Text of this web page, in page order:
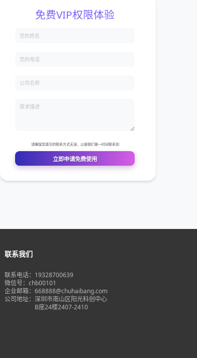
联系我们
联系电话：19328700639
微信号：chb00101
企业邮箱：668888@chuhaibang.com
公司地址： 深圳市南山区阳光科创中心
B座24楼2407-2410